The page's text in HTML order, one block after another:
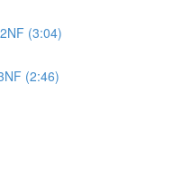
(3:04)
(2:46)